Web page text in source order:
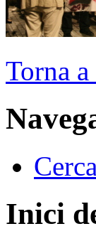
Torna
Cerca
Inici